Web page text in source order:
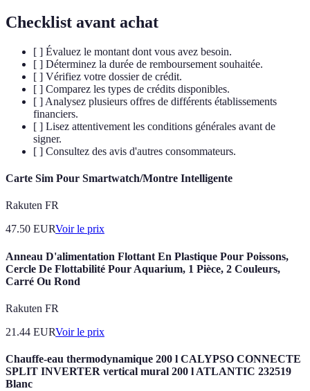
Checklist avant achat
[ ] Évaluez le montant dont vous avez besoin.
[ ] Déterminez la durée de remboursement souhaitée.
[ ] Vérifiez votre dossier de crédit.
[ ] Comparez les types de crédits disponibles.
[ ] Analysez plusieurs offres de différents établissements
financiers.
[ ] Lisez attentivement les conditions générales avant de
signer.
[ ] Consultez des avis d'autres consommateurs.
Carte Sim Pour Smartwatch/Montre Intelligente
Rakuten FR
47.50 EURVoir le prix
Anneau D'alimentation Flottant En Plastique Pour Poissons,
Cercle De Flottabilité Pour Aquarium, 1 Pièce, 2 Couleurs,
Carré Ou Rond
Rakuten FR
21.44 EURVoir le prix
Chauffe-eau thermodynamique 200 l CALYPSO CONNECTE
SPLIT INVERTER vertical mural 200 l ATLANTIC 232519
Blanc